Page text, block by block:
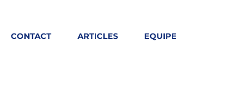
CONTACT ARTICLES EQUIPE